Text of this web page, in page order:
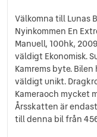
Sminkspegel
Startspärr
Svensksåld
Taklucka
USB-uttag
Välkomna till Lunas
Nyinkommen En
Manuell, 100hk,
väldigt Ekonomisk.
Kamrems byte.
väldigt unikt.
Kameraoch mycket
Årsskatten är
till denna bil från